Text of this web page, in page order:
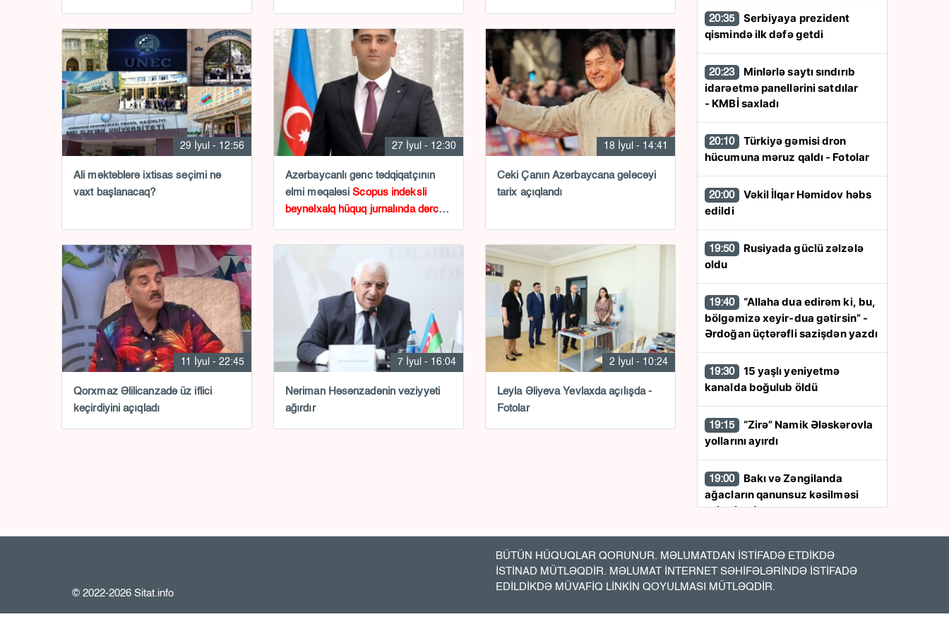
29 İyul - 12:56
Ali məktəblərə ixtisas seçimi nə
vaxt başlanacaq?
27 İyul - 12:30
Azərbaycanlı gənc tədqiqatçının
elmi məqaləsiScopus indeksli
beynəlxalq hüquq jurnalında dərc
18 İyul - 14:41
Ceki Çanın Azərbaycana gələcəyi
tarix açıqlandı
11 İyul - 22:45
Qorxmaz Əlilicanzadə üz iflici
keçirdiyini açıqladı
7 İyul - 16:04
Nəriman Həsənzadənin vəziyyəti
ağırdır
2 İyul - 10:24
Leyla Əliyeva Yevlaxda açılışda -
Fotolar
20:35
qismində ilk dəfə getdi
20:23
idarəetmə panellərini satdılar
- KMBİ saxladı
20:10
hücumuna məruz qaldı - Fotolar
20:00
edildi
19:50
oldu
19:40
bölgəmizə xeyir-dua gətirsin” -
Ərdoğan üçtərəfli sazişdən yazdı
19:30
kanalda boğulub öldü
19:15
yollarını ayırdı
19:00
ağacların qanunsuz kəsilməsi
aşkarlandı
yə qoşula bilər
Xamenei ilə bağlı növbəti iddia
© 2022-2026 Sitat.info
BÜTÜN HÜQUQLAR QORUNUR. MƏLUMATDAN İSTİFADƏ ETDİKDƏ
İSTİNAD MÜTLƏQDİR. MƏLUMAT İNTERNET SƏHİFƏLƏRİNDƏ İSTİFADƏ
EDİLDİKDƏ MÜVAFİQ LİNKİN QOYULMASI MÜTLƏQDİR.